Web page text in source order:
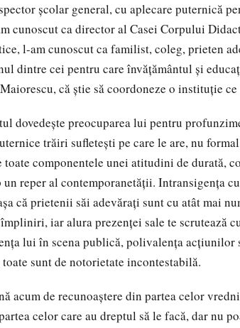
şcolar general, cu aplecare puternică
cunoscut ca director al Casei Corpului
l-am cunoscut ca familist, coleg, prieten
dintre cei pentru care învăţământul şi
că ştie să coordoneze o instituţie
dovedeşte preocuparea lui pentru
trăiri sufleteşti pe care le are, nu
toate componentele unei atitudini de durată,
un reper al contemporanetăţii. Intransigenţa
că prietenii săi adevăraţi sunt cu atât mai
iar alura prezenţei sale te scrutează
lui în scena publică, polivalenţa acţiunilor
sunt de notorietate incontestabilă.
acum de recunoaştere din partea celor
celor care au dreptul să le facă, dar nu